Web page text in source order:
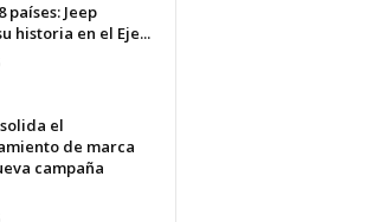
países: Jeep
historia en el Eje...
el
de marca
campaña